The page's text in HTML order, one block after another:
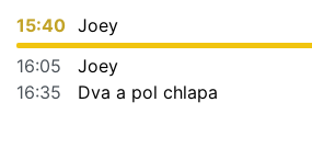
15:40 Joey
16:05
Joey
16:35
Dva a pol chlapa